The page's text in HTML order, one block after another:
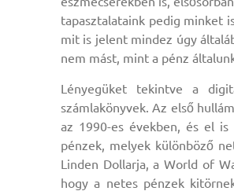
tapasztalataink pedig minket
mit is jelent mindez úgy
nem mást, mint a pénz
Lényegüket tekintve a
számlakönyvek. Az első
az 1990-es években, és el
pénzek, melyek különböző
Linden Dollarja, a World of
hogy a netes pénzek